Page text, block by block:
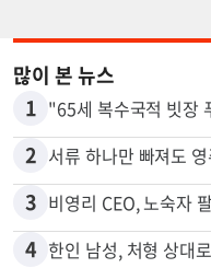
많이 본 뉴스
1
2
3 비영리 CEO, 노숙자
4